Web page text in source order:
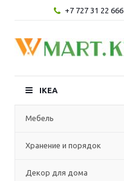
+7 727 31 22 666
IKEA
Мебель
Хранение и порядок
Декор для дома